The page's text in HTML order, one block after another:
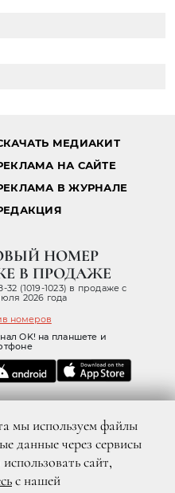
МЕДИАКИТ
НА САЙТЕ
В ЖУРНАЛЕ
НОМЕР
В ПРОДАЖЕ
32 (1019-1023) в продаже с
2026 года
номеров
OK! на планшете и
мы используем файлы
данные через сервисы
сайт,
с нашей